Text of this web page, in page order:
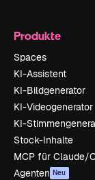
Produkte
Spaces
KI-Assistent
KI-Bildgenerator
KI-Videogenerator
KI-
Stock-Inhalte
MCP für Claude/
Agenten Neu